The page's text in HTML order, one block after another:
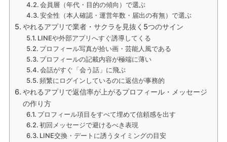
会員層（年代・目的の傾向）で選ぶ
安全性（本人確認・運営年数・届出の有無）で選ぶ
やれるアプリで業者・サクラを見抜く5つのサイン
LINEや外部アプリへすぐ誘導してくる
プロフィール写真が拾い画・芸能人風である
プロフィールの記載内容が極端に薄い
会話がすぐ「会う話」に飛ぶ
頻繁にログインしているのに返信が事務的
やれるアプリで返信率が上がるプロフィール・メッセージ
の作り方
プロフィール項目をすべて埋めて信頼感を出す
初回メッセージで避けるべき表現
LINE交換・デートに誘うタイミングの目安